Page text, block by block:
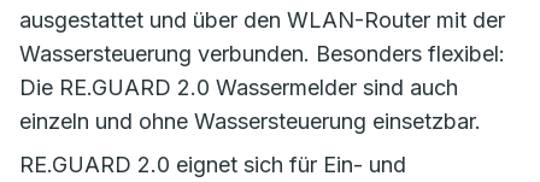
ausgestattet und über den WLAN-Router mit der
Wassersteuerung verbunden. Besonders flexibel:
Die RE.GUARD 2.0 Wassermelder sind auch
einzeln und ohne Wassersteuerung einsetzbar.
RE.GUARD 2.0 eignet sich für Ein- und